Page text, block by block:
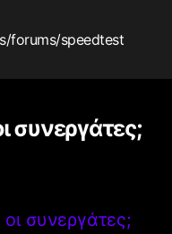
/forums/speedtest
συνεργάτες;
συνεργάτες;